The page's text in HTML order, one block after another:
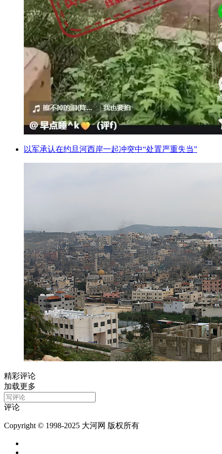
以军承认在约旦河西岸一起冲突中“处置严重失当”
精彩评论
加载更多
评论
Copyright © 1998-2025 大河网 版权所有